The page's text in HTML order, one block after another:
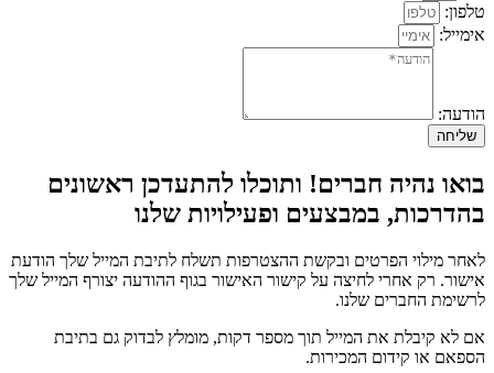
טלפון:
אימייל:
הודעה:
שליחה
בואו נהיה חברים! ותוכלו להתעדכן ראשונים
בהדרכות, במבצעים ופעילויות שלנו
לאחר מילוי הפרטים ובקשת ההצטרפות תשלח לתיבת המייל שלך הודעת
אישור. רק אחרי לחיצה על קישור האישור בגוף ההודעה יצורף המייל שלך
לרשימת החברים שלנו.
אם לא קיבלת את המייל תוך מספר דקות, מומלץ לבדוק גם בתיבת
הספאם או קידום המכירות.